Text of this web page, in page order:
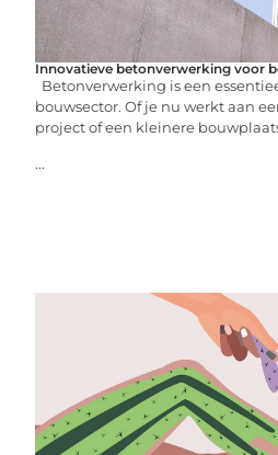
Innovatieve betonverwerking voor
Betonverwerking is een
bouwsector. Of je nu werkt aan
project of een kleinere
...